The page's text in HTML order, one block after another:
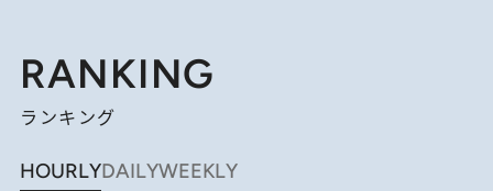
RANKING
ランキング
HOURLYDAILYWEEKLY